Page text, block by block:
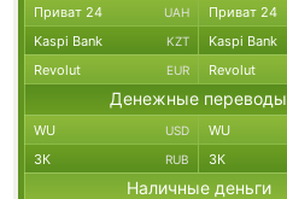
Приват 24 UAH Приват 24
Kaspi Bank KZT Kaspi Bank
Revolut EUR Revolut
Денежные переводы
WU USD WU
ЗК RUB ЗК
Наличные деньги